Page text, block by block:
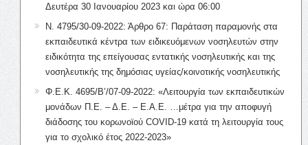
Δευτέρα 30 Ιανουαρίου 2023 και ώρα 06:00
Ν. 4795/30-09-2022: Άρθρο 67: Παράταση παραμονής στα
εκπαιδευτικά κέντρα των ειδικευόμενων νοσηλευτών στην
ειδικότητα της επείγουσας εντατικής νοσηλευτικής και της
νοσηλευτικής της δημόσιας υγείας/κοινοτικής νοσηλευτικής
Φ.Ε.Κ. 4695/Β’/07-09-2022: «Λειτουργία των εκπαιδευτικών
μονάδων Π.Ε. – Δ.Ε. – Ε.Α.Ε. …μέτρα για την αποφυγή
διάδοσης του κορωνοϊού COVID-19 κατά τη λειτουργία τους
για το σχολικό έτος 2022-2023»